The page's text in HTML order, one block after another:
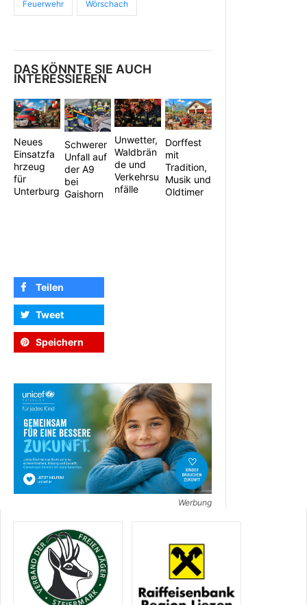
Feuerwehr Wörschach
DAS KÖNNTE SIE AUCH
INTERESSIEREN
Neues
Einsatzfa
hrzeug
für
Unterburg
Schwerer
Unfall auf
der A9
bei
Gaishorn
Unwetter,
Waldbrän
de und
Verkehrsu
nfälle
Dorffest
mit
Tradition,
Musik und
Oldtimer
Teilen
Tweet
Speichern
Werbung